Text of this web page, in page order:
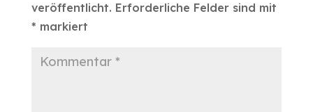
veröffentlicht. Erforderliche Felder sind mit
* markiert